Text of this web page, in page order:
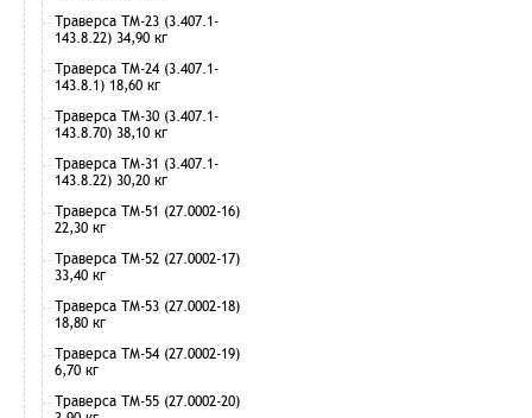
Траверса ТМ-23 (3.407.1-
143.8.22) 34,90 кг
Траверса ТМ-24 (3.407.1-
143.8.1) 18,60 кг
Траверса ТМ-30 (3.407.1-
143.8.70) 38,10 кг
Траверса ТМ-31 (3.407.1-
143.8.22) 30,20 кг
Траверса ТМ-51 (27.0002-16)
22,30 кг
Траверса ТМ-52 (27.0002-17)
33,40 кг
Траверса ТМ-53 (27.0002-18)
18,80 кг
Траверса ТМ-54 (27.0002-19)
6,70 кг
Траверса ТМ-55 (27.0002-20)